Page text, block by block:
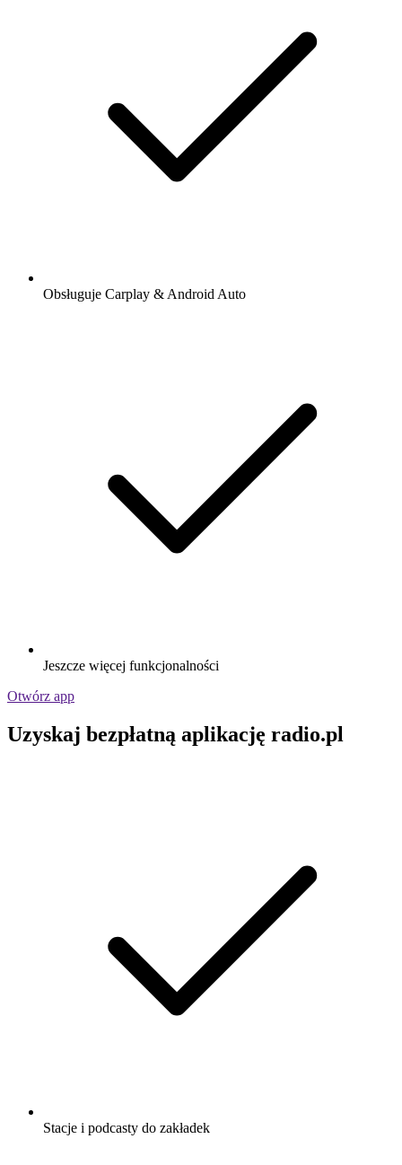
Obsługuje Carplay & Android Auto
Jeszcze więcej funkcjonalności
Otwórz app
Uzyskaj bezpłatną aplikację radio.pl
Stacje i podcasty do zakładek